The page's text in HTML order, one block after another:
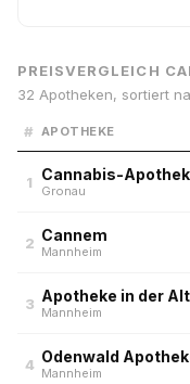
PREISVERGLEICH
32 Apotheken, sortiert
# APOTHEKE
1
Gronau
2 Cannem
Mannheim
3
Mannheim
4 Odenwald
Mannheim